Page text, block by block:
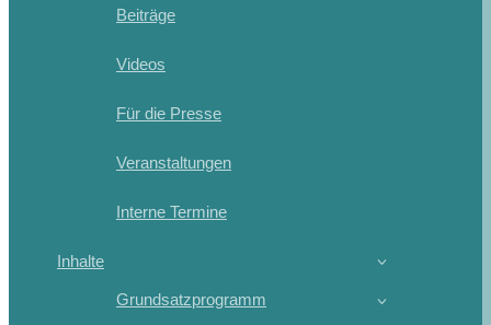
Beiträge
Videos
Für die Presse
Veranstaltungen
Interne Termine
Inhalte
Grundsatzprogramm